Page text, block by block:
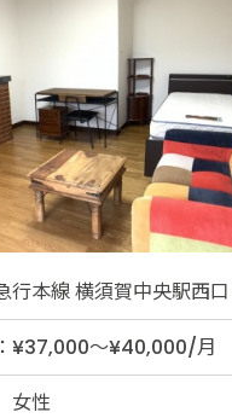
行本線 横須賀中央駅西
¥37,000～¥40,000/月
女性